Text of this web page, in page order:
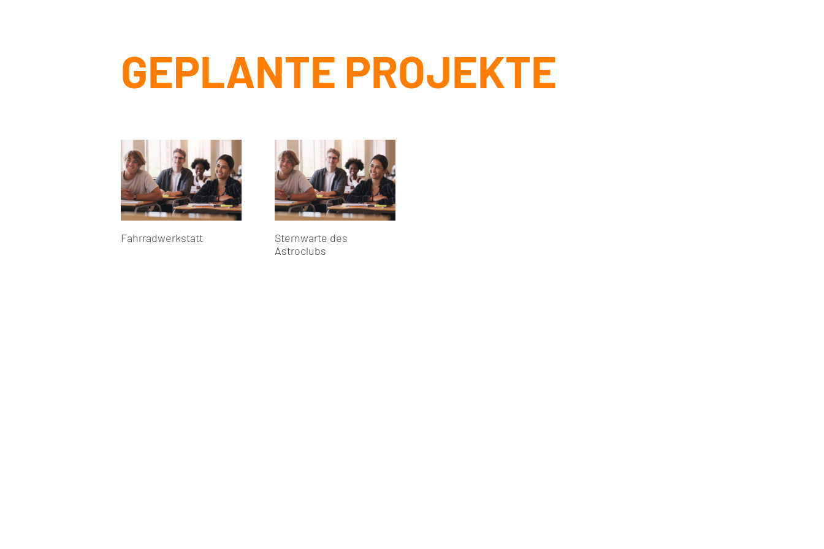
GEPLANTE PROJEKTE
Fahrradwerkstatt
Sternwarte des
Astroclubs